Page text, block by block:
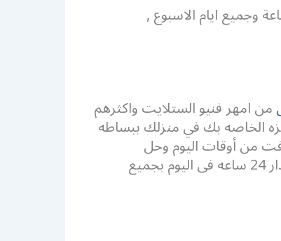
وجميع ايام الاسبوع ,
من امهر فنيو الستلايت واكثرهم
الخاصه بك في منزلك ببساطه
من أوقات اليوم وحل
مشكلتك على الفور لأنه يقدم الخدمات على مدار 24 ساعه فى اليوم بجميع